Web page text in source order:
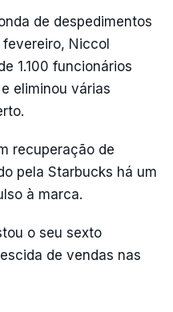
de despedimentos
Niccol
1.100 funcionários
eliminou várias
recuperação de
pela Starbucks há um
à marca.
o seu sexto
de vendas nas